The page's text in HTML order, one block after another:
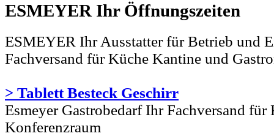
ESMEYER Ihr
ESMEYER Ihr Ausstatter für Betrieb und
Fachversand für Küche Kantine und
> Tablett Besteck Geschirr
Esmeyer Gastrobedarf Ihr Fachversand
Konferenzraum